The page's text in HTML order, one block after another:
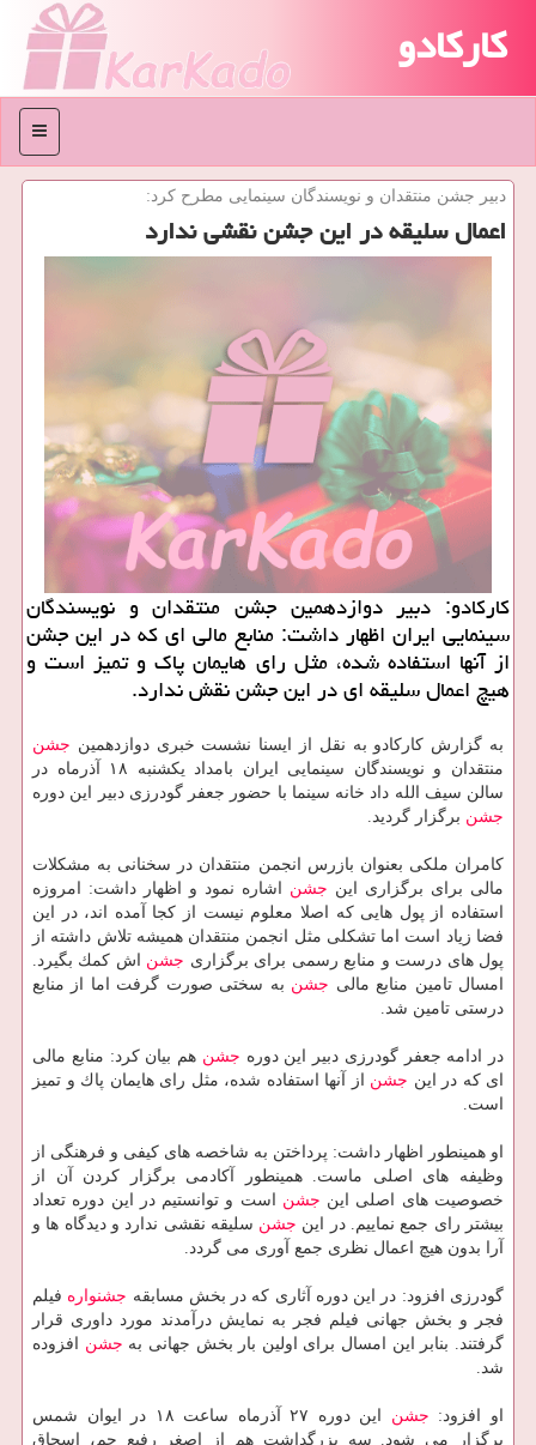
کارکادو
منو
دبیر جشن منتقدان و نویسندگان سینمایی مطرح كرد:
اعمال سلیقه در این جشن نقشی ندارد
كاركادو: دبیر دوازدهمین جشن منتقدان و نویسندگان
سینمایی ایران اظهار داشت: منابع مالی ای كه در این جشن
از آنها استفاده شده، مثل رای هایمان پاك و تمیز است و
هیچ اعمال سلیقه ای در این جشن نقش ندارد.
به گزارش كاركادو به نقل از ایسنا نشست خبری دوازدهمین جشن
منتقدان و نویسندگان سینمایی ایران بامداد یكشنبه ۱۸ آذرماه در
سالن سیف الله داد خانه سینما با حضور جعفر گودرزی دبیر این دوره
جشن برگزار گردید.
كامران ملكی بعنوان بازرس انجمن منتقدان در سخنانی به مشكلات
مالی برای برگزاری این جشن اشاره نمود و اظهار داشت: امروزه
استفاده از پول هایی كه اصلا معلوم نیست از كجا آمده اند، در این
فضا زیاد است اما تشكلی مثل انجمن منتقدان همیشه تلاش داشته از
پول های درست و منابع رسمی برای برگزاری جشن اش كمك بگیرد.
امسال تامین منابع مالی جشن به سختی صورت گرفت اما از منابع
درستی تامین شد.
در ادامه جعفر گودرزی دبیر این دوره جشن هم بیان كرد: منابع مالی
ای كه در این جشن از آنها استفاده شده، مثل رای هایمان پاك و تمیز
است.
او همینطور اظهار داشت: پرداختن به شاخصه های كیفی و فرهنگی از
وظیفه های اصلی ماست. همینطور آكادمی برگزار كردن آن از
خصوصیت های اصلی این جشن است و توانستیم در این دوره تعداد
بیشتر رای جمع نماییم. در این جشن سلیقه نقشی ندارد و دیدگاه ها و
آرا بدون هیچ اعمال نظری جمع آوری می گردد.
گودرزی افزود: در این دوره آثاری كه در بخش مسابقه جشنواره فیلم
فجر و بخش جهانی فیلم فجر به نمایش درآمدند مورد داوری قرار
گرفتند. بنابر این امسال برای اولین بار بخش جهانی به جشن افزوده
شد.
او افزود: جشن
این دوره ۲۷ آذرماه ساعت ۱۸ در ایوان شمس
برگزار می شود. سه بزرگداشت هم از اصغر رفیع جم، اسحاق